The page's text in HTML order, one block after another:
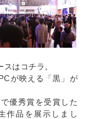
はコチラ。
が映える「黒」が
優秀賞を受賞した
作品を展示しまし